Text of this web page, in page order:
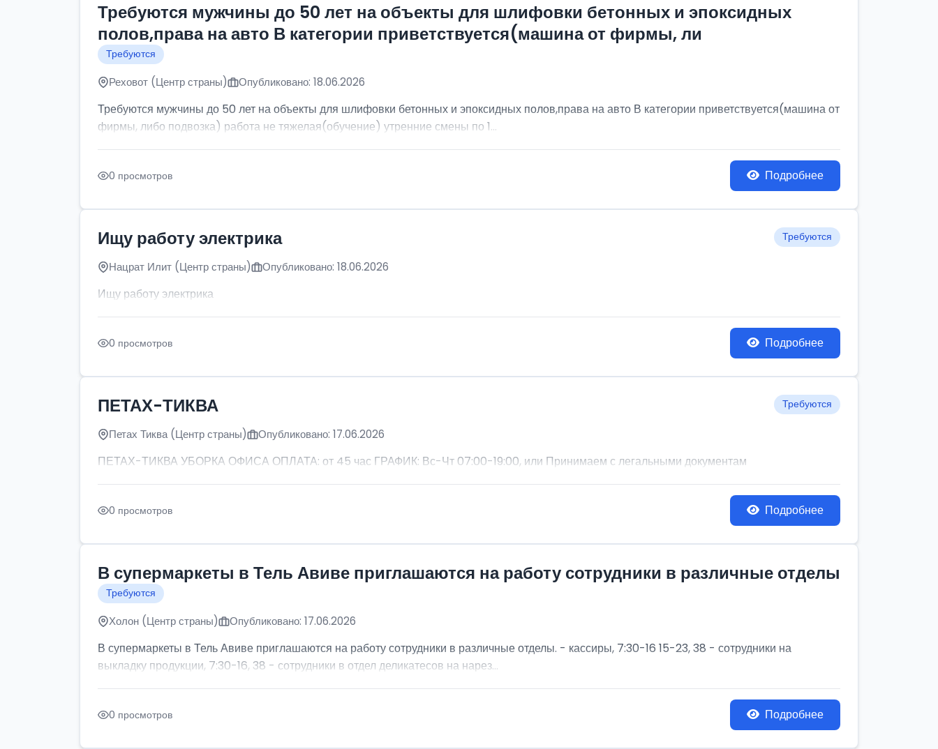
Требуются мужчины до 50 лет на объекты для шлифовки бетонных и эпоксидных
полов,права на авто В категории приветствуется(машина от фирмы, ли
Требуются
Реховот (Центр страны) Опубликовано: 18.06.2026
Требуются мужчины до 50 лет на объекты для шлифовки бетонных и эпоксидных полов,права на авто В категории приветствуется(машина от
фирмы, либо подвозка) работа не тяжелая(обучение) утренние смены по 1...
0 просмотров Подробнее
Ищу работу электрика Требуются
Нацрат Илит (Центр страны) Опубликовано: 18.06.2026
Ищу работу электрика
0 просмотров Подробнее
ПЕТАХ-ТИКВА Требуются
Петах Тиква (Центр страны) Опубликовано: 17.06.2026
ПЕТАХ-ТИКВА УБОРКА ОФИСА ОПЛАТА: от 45 час ГРАФИК: Вс-Чт 07:00-19:00, или Принимаем с легальными документам
0 просмотров Подробнее
В супермаркеты в Тель Авиве приглашаются на работу сотрудники в различные отделы
Требуются
Холон (Центр страны) Опубликовано: 17.06.2026
В супермаркеты в Тель Авиве приглашаются на работу сотрудники в различные отделы. - кассиры, 7:30-16 15-23, 38 - сотрудники на
выкладку продукции, 7:30-16, 38 - сотрудники в отдел деликатесов на нарез...
0 просмотров Подробнее